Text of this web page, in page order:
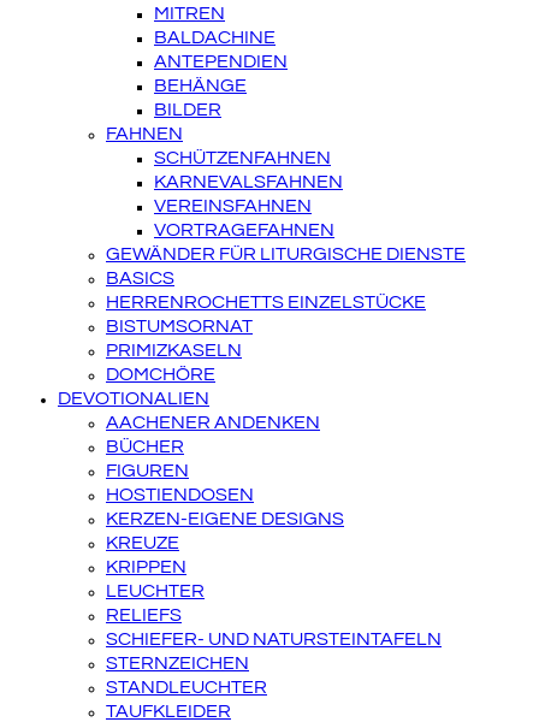
MITREN
BALDACHINE
ANTEPENDIEN
BEHÄNGE
BILDER
FAHNEN
SCHÜTZENFAHNEN
KARNEVALSFAHNEN
VEREINSFAHNEN
VORTRAGEFAHNEN
GEWÄNDER FÜR LITURGISCHE DIENSTE
BASICS
HERRENROCHETTS EINZELSTÜCKE
BISTUMSORNAT
PRIMIZKASELN
DOMCHÖRE
DEVOTIONALIEN
AACHENER ANDENKEN
BÜCHER
FIGUREN
HOSTIENDOSEN
KERZEN-EIGENE DESIGNS
KREUZE
KRIPPEN
LEUCHTER
RELIEFS
SCHIEFER- UND NATURSTEINTAFELN
STERNZEICHEN
STANDLEUCHTER
TAUFKLEIDER